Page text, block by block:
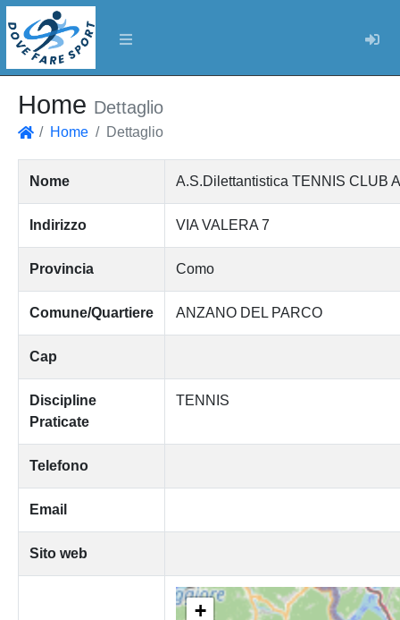
Home Dettaglio
Home Dettaglio
Nome A.S.Dilettantistica TENNIS CLUB
Indirizzo VIA VALERA 7
Provincia Como
Comune/Quartiere ANZANO DEL PARCO
Cap
Discipline
Praticate
TENNIS
Telefono
Email
Sito web
+